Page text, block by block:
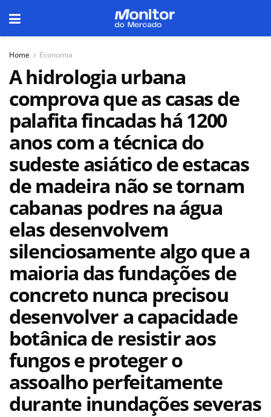
Home Economia
A hidrologia urbana
comprova que as casas de
palafita fincadas há 1200
anos com a técnica do
sudeste asiático de estacas
de madeira não se tornam
cabanas podres na água
elas desenvolvem
silenciosamente algo que a
maioria das fundações de
concreto nunca precisou
desenvolver a capacidade
botânica de resistir aos
fungos e proteger o
assoalho perfeitamente
durante inundações severas